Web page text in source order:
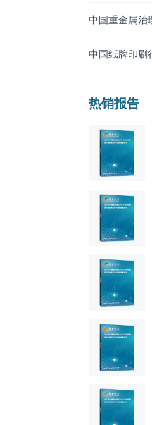
中国重金属治
中国纸牌印刷
热销报告